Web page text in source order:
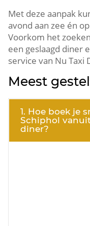
Met deze aanpak
avond aan zee én
Voorkom het
een geslaagd diner
service van Nu Taxi
Meest
1. Hoe boek je
Schiphol
diner?